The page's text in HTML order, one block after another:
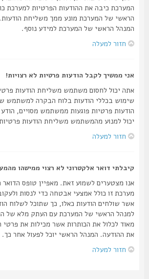
המערכת כיבה את ההודעות הפרטיות למערכת כולה,
הראשי של המערכת מונע ממך משליחת הודעות.
המנהל הראשי של המערכת למידע נוסף.
חזור למעלה
אני ממשיך לקבל הודעות פרטיות לא רצויות!
אתה יכול לחסום משתמש משליחת הודעות פרטיות
שימוש בכללי הודעות בלוח הבקרה למשתמש
הודעות פרטיות פוגעות ממשתמש מסויים, הודע
יכול למנוע מהמשתמש משליחת הודעות פרטיות.
חזור למעלה
קיבלתי דואר אלקטרוני לא רצוי ממישהו
אנו מצטערים לשמוע זאת. מאפיין טופס הדואר
מערכת זו כולל אמצעי אבטחה כדי לנסות ולעקוב
אשר שולחים הודעות כאלו, כך שתוכל לשלוח הודעת
למנהל הראשי של המערכת עם העתק מלא של
מאוד לכלול את הכותרות אשר מכילות את פרטי
את ההודעה. המנהל הראשי יוכל לפעול אחר כך.
חזור למעלה